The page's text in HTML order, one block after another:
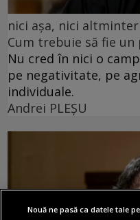
nici așa, nici
Cum trebuie să fie un
Nu cred în nici o
pe negativitate, pe
individuale.
Andrei PLEŞU
Nouă ne pasă ca datele tale